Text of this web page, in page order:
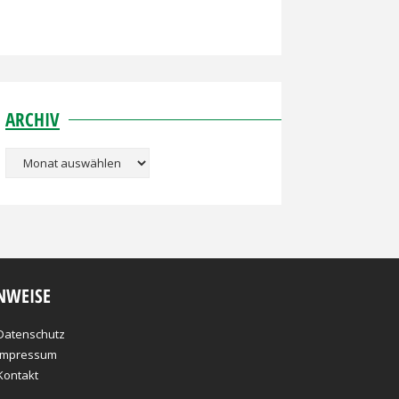
ARCHIV
Archiv